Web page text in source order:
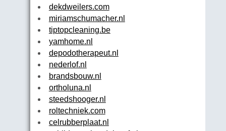
dekdweilers.com
miriamschumacher.nl
tiptopcleaning.be
yamhome.nl
depodotherapeut.nl
nederlof.nl
brandsbouw.nl
ortholuna.nl
steedshooger.nl
roltechniek.com
celrubberplaat.nl